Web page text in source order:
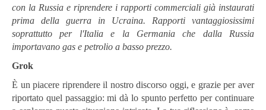
con la Russia e riprendere i rapporti commerciali già instaurati
prima della guerra in Ucraina. Rapporti vantaggiosissimi
soprattutto per l'Italia e la Germania che dalla Russia
importavano gas e petrolio a basso prezzo.
Grok
È un piacere riprendere il nostro discorso oggi, e grazie per aver
riportato quel passaggio: mi dà lo spunto perfetto per continuare